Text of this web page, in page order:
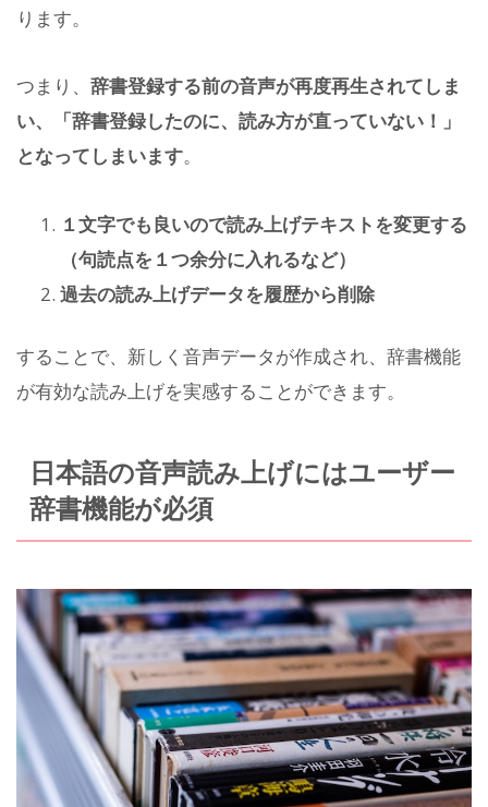
ります。
つまり、 辞書登録する前の音声が再度再生されてしま
い、「辞書登録したのに、読み方が直っていない！」
となってしまいます。
１文字でも良いので読み上げテキストを変更する
（句読点を１つ余分に入れるなど）
過去の読み上げデータを履歴から削除
することで、新しく音声データが作成され、辞書機能
が有効な読み上げを実感することができます。
日本語の音声読み上げにはユーザー
辞書機能が必須